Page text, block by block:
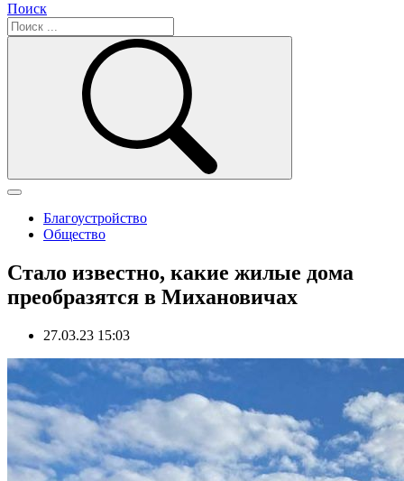
Поиск
Благоустройство
Общество
Стало известно, какие жилые дома
преобразятся в Михановичах
27.03.23 15:03